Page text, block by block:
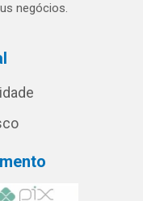
negócios.